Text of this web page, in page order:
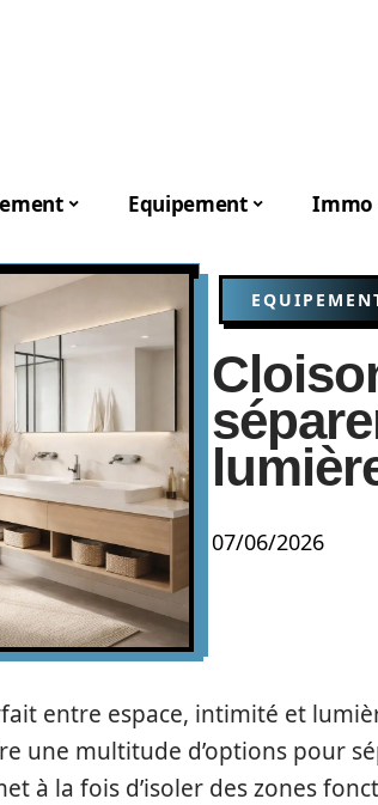
Equipement Immo
07/06/2026
entre espace, intimité et
une multitude d’options pour
à la fois d’isoler des zones